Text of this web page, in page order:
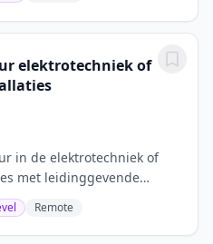
elektrotechniek of
in de elektrotechniek of
met leidinggevende
utiliteitsprojecten
inzetten? Dan...
Remote